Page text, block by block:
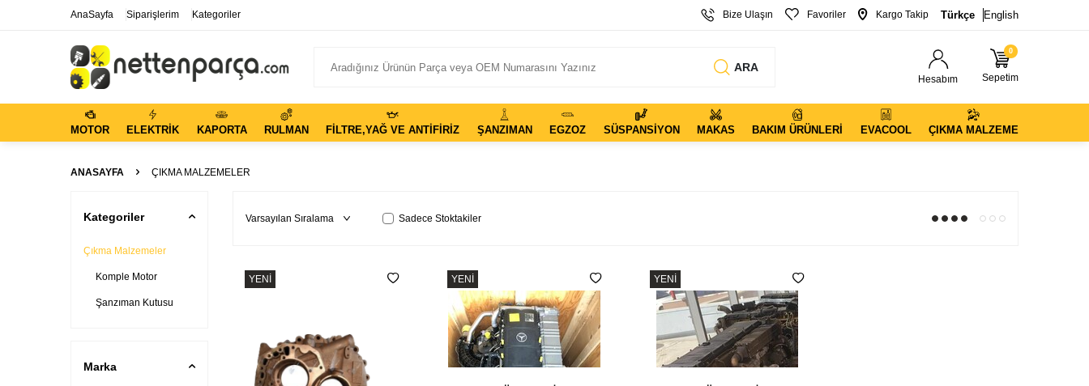
AnaSayfa Siparişlerim Kategoriler Bize Ulaşın Favoriler Kargo Takip Türkçe English
ARA
Hesabım
0
Sepetim
MOTOR ELEKTRIK KAPORTA RULMAN FILTRE,YAĞ VE ANTIFIRIZ ŞANZIMAN EGZOZ SÜSPANSIYON MAKAS BAKIM ÜRÜNLERI EVACOOL ÇIKMA MALZEME
ANASAYFA ÇIKMA MALZEMELER
Kategoriler
Çıkma Malzemeler
Komple Motor
Şanzıman Kutusu
Marka
Sadece Stoktakiler
YENI YENI YENI